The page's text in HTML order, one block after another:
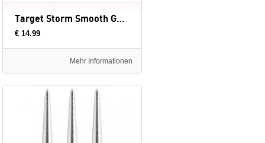
Target Storm Smooth Goud - dartpunten
€ 14.99
Mehr Informationen